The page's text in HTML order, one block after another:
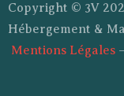
Copyright © 3V
Hébergement &
Mentions Légales –